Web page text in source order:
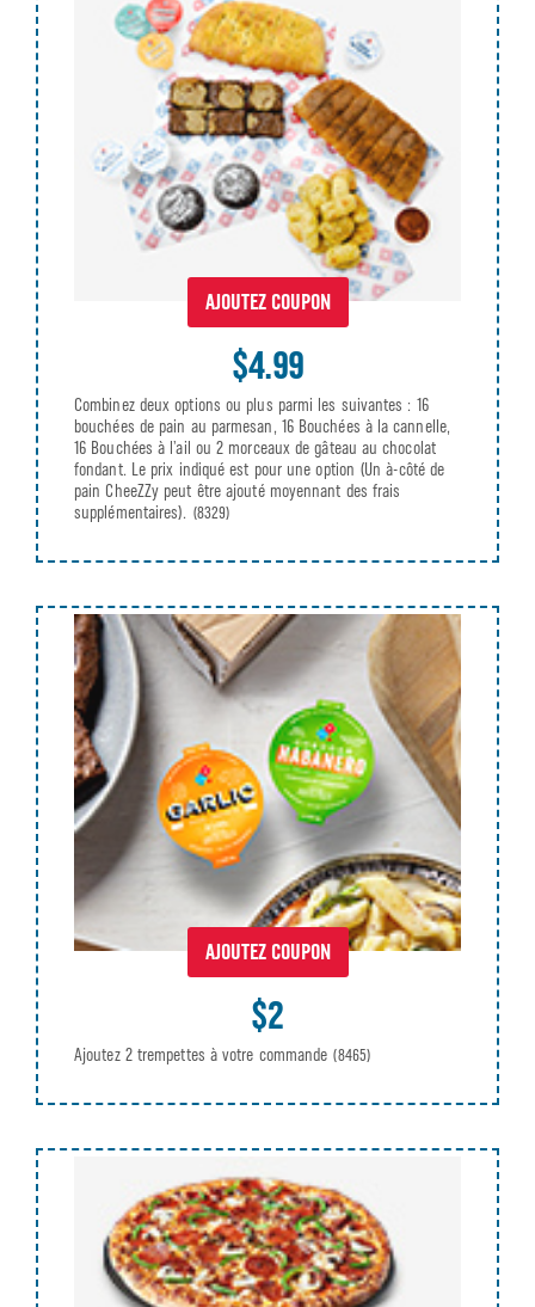
AJOUTEZ COUPON
$4.99
Combinez deux options ou plus parmi les suivantes : 16
bouchées de pain au parmesan, 16 Bouchées à la cannelle,
16 Bouchées à l’ail ou 2 morceaux de gâteau au chocolat
fondant. Le prix indiqué est pour une option (Un à-côté de
pain CheeZZy peut être ajouté moyennant des frais
supplémentaires). (8329)
AJOUTEZ COUPON
$2
Ajoutez 2 trempettes à votre commande (8465)